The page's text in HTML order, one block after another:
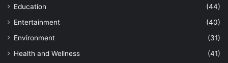
Education
(44)
Entertainment
(40)
Environment
(31)
Health and Wellness
(41)